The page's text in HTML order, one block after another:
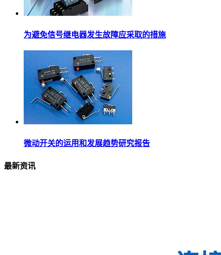
为避免信号继电器发生故障应采取的措施
微动开关的运用和发展趋势研究报告
最新资讯